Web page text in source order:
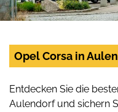
Opel Corsa in
Entdecken Sie die
Aulendorf und sichern